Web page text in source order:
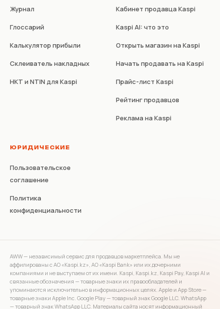
Журнал
Глоссарий
Калькулятор прибыли
Склеиватель накладных
НКТ и NTIN для Kaspi
Кабинет продавца Kaspi
Kaspi AI: что это
Открыть магазин на Kaspi
Начать продавать на Kaspi
Прайс-лист Kaspi
Рейтинг продавцов
Реклама на Kaspi
ЮРИДИЧЕСКИЕ
Пользовательское
соглашение
Политика
конфиденциальности
AWW — независимый сервис для продавцов маркетплейса. Мы не
аффилированы с АО «Kaspi.kz», АО «Kaspi Bank» или их дочерними
компаниями и не выступаем от их имени. Kaspi, Kaspi.kz, Kaspi Pay, Kaspi AI и
связанные обозначения — товарные знаки их правообладателей и
упоминаются исключительно в информационных целях. Apple и App Store —
товарные знаки Apple Inc. Google Play — товарный знак Google LLC. WhatsApp
— товарный знак WhatsApp LLC. Материалы сайта носят информационный